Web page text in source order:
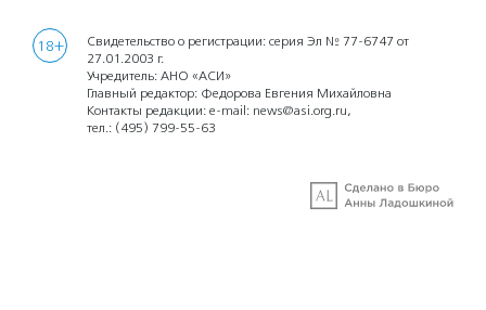
18+
Свидетельство о регистрации: серия Эл № 77-6747 от
27.01.2003 г.
Учредитель: АНО «АСИ»
Главный редактор: Федорова Евгения Михайловна
Контакты редакции: e-mail: news@asi.org.ru,
тел.: (495) 799-55-63